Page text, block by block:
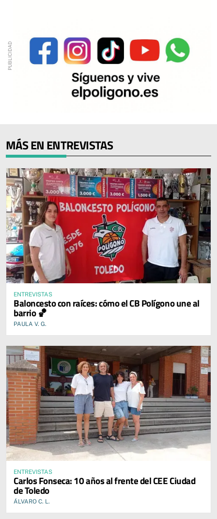
MÁS EN ENTREVISTAS
ENTREVISTAS
Baloncesto con raíces: cómo el CB Polígono une al
barrio 🏀
PAULA V. G.
ENTREVISTAS
Carlos Fonseca: 10 años al frente del CEE Ciudad
de Toledo
ÁLVARO C. L.